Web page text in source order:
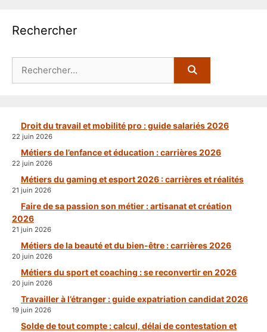
Rechercher
Droit du travail et mobilité pro : guide salariés 2026
22 juin 2026
Métiers de l’enfance et éducation : carrières 2026
22 juin 2026
Métiers du gaming et esport 2026 : carrières et réalités
21 juin 2026
Faire de sa passion son métier : artisanat et création
2026
21 juin 2026
Métiers de la beauté et du bien-être : carrières 2026
20 juin 2026
Métiers du sport et coaching : se reconvertir en 2026
20 juin 2026
Travailler à l’étranger : guide expatriation candidat 2026
19 juin 2026
Solde de tout compte : calcul, délai de contestation et